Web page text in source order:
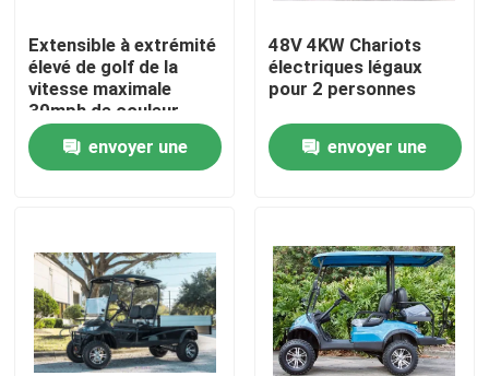
Maison
Produits
Visite d'usine
Contrôle de qualité
Extensible à extrémité
élevé de golf de la
vitesse maximale
30mph de couleur
personnalisable
électrique de chariot
envoyer une
48V 4KW Chariots
électriques légaux
pour 2 personnes
envoyer une